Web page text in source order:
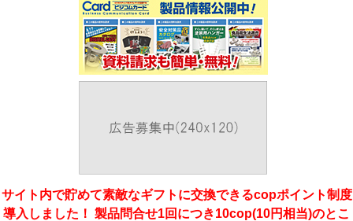
サイト内で貯めて素敵なギフトに交換できるcopポイント制度
導入しました！ 製品問合せ1回につき10cop(10円相当)のとこ